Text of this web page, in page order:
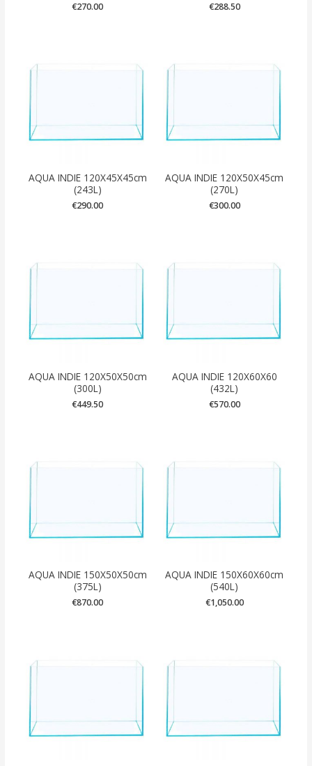
€270.00 €288.50
AQUA INDIE 120X45X45cm
(243L)
€290.00
AQUA INDIE 120X50X45cm
(270L)
€300.00
AQUA INDIE 120X50X50cm
(300L)
€449.50
AQUA INDIE 120X60X60
(432L)
€570.00
AQUA INDIE 150X50X50cm
(375L)
€870.00
AQUA INDIE 150X60X60cm
(540L)
€1,050.00